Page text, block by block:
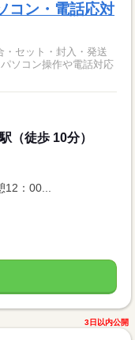
コン・電話応対
・セット・封入・発送
ソコン操作や電話対応
（徒歩 10分）
：00...
3日以内公開